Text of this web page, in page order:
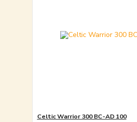
Celtic Warrior 300 BC-AD 100